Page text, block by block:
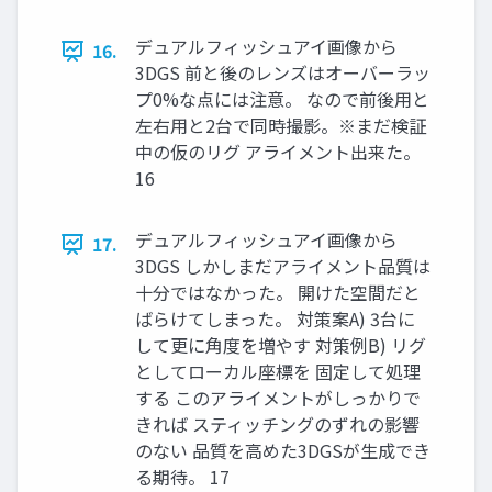
16.
デュアルフィッシュアイ画像から
3DGS 前と後のレンズはオーバーラッ
プ0%な点には注意。 なので前後用と
左右用と2台で同時撮影。※まだ検証
中の仮のリグ アライメント出来た。
16
17.
デュアルフィッシュアイ画像から
3DGS しかしまだアライメント品質は
十分ではなかった。 開けた空間だと
ばらけてしまった。 対策案A) 3台に
して更に角度を増やす 対策例B) リグ
としてローカル座標を 固定して処理
する このアライメントがしっかりで
きれば スティッチングのずれの影響
のない 品質を高めた3DGSが生成でき
る期待。 17